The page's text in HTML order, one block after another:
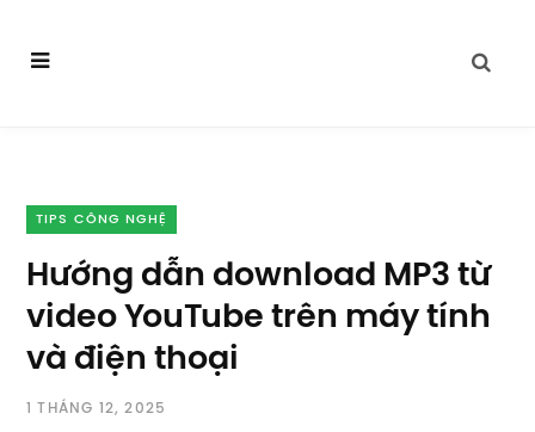
TIPS CÔNG NGHỆ
Hướng dẫn download MP3 từ
video YouTube trên máy tính
và điện thoại
1 THÁNG 12, 2025